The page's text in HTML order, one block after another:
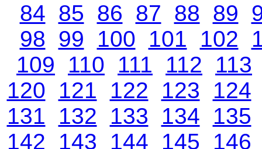
84 85 86 87 88 89
98 99 100 101 102
109
110 111 112
113
120
121 122 123
124
131
132 133 134
135
142
143 144 145
146